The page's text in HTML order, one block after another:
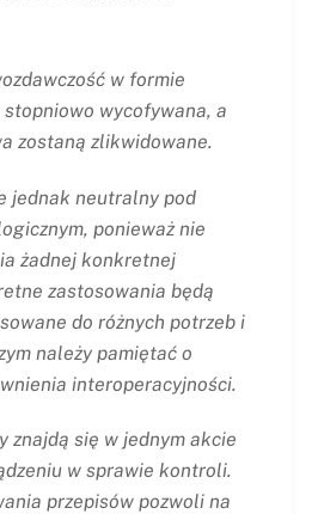
w formie
wycofywana, a
zostaną zlikwidowane.
jednak neutralny pod
ponieważ nie
żadnej konkretnej
zastosowania będą
do różnych potrzeb i
należy pamiętać o
interoperacyjności.
znajdą się w jednym akcie
w sprawie kontroli.
przepisów pozwoli na